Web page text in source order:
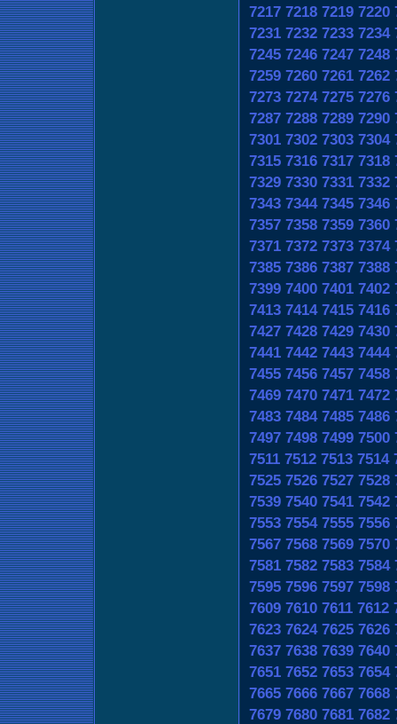
7217 7218 7219 7220
7231 7232 7233 7234
7245 7246 7247 7248
7259 7260 7261 7262
7273 7274 7275 7276
7287 7288 7289 7290
7301 7302 7303 7304
7315 7316 7317 7318
7329 7330 7331 7332
7343 7344 7345 7346
7357 7358 7359 7360
7371 7372 7373 7374
7385 7386 7387 7388
7399 7400 7401 7402
7413 7414 7415 7416
7427 7428 7429 7430
7441 7442 7443 7444
7455 7456 7457 7458
7469 7470 7471 7472
7483 7484 7485 7486
7497 7498 7499 7500
7511 7512 7513 7514
7525 7526 7527 7528
7539 7540 7541 7542
7553 7554 7555 7556
7567 7568 7569 7570
7581 7582 7583 7584
7595 7596 7597 7598
7609 7610 7611 7612
7623 7624 7625 7626
7637 7638 7639 7640
7651 7652 7653 7654
7665 7666 7667 7668
7679 7680 7681 7682